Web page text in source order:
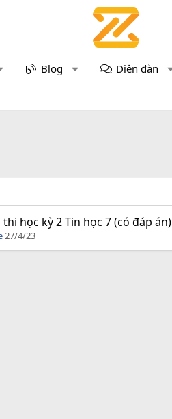
Blog Diễn đàn
thi học kỳ 2 Tin học 7 (có đáp án)
27/4/23